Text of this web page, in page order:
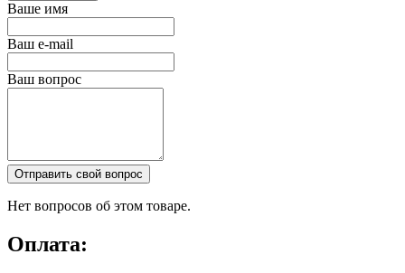
Ваше имя
Ваш e-mail
Ваш вопрос
Отправить свой вопрос
Нет вопросов об этом товаре.
Оплата: